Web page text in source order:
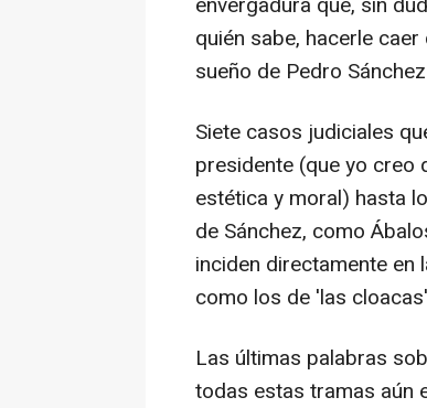
quién sabe, hacerle
sueño de Pedro
Siete casos judiciales
presidente (que yo creo
estética y moral) hasta
de Sánchez, como
inciden directamente en
como los de 'las
Las últimas palabras
todas estas tramas aún